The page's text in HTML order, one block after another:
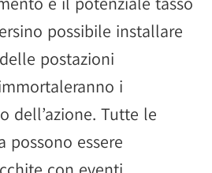
possibile installare
postazioni
i
dell’azione. Tutte le
possono essere